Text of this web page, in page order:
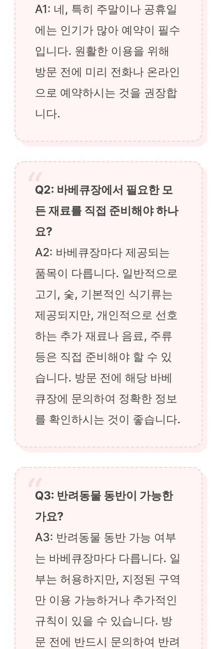
A1: 네, 특히 주말이나 공휴일
에는 인기가 많아 예약이 필수
입니다. 원활한 이용을 위해
방문 전에 미리 전화나 온라인
으로 예약하시는 것을 권장합
니다.
Q2: 바베큐장에서 필요한 모
든 재료를 직접 준비해야 하나
요?
A2: 바베큐장마다 제공되는
품목이 다릅니다. 일반적으로
고기, 숯, 기본적인 식기류는
제공되지만, 개인적으로 선호
하는 추가 재료나 음료, 주류
등은 직접 준비해야 할 수 있
습니다. 방문 전에 해당 바베
큐장에 문의하여 정확한 정보
를 확인하시는 것이 좋습니다.
Q3: 반려동물 동반이 가능한
가요?
A3: 반려동물 동반 가능 여부
는 바베큐장마다 다릅니다. 일
부는 허용하지만, 지정된 구역
만 이용 가능하거나 추가적인
규칙이 있을 수 있습니다. 방
문 전에 반드시 문의하여 반려